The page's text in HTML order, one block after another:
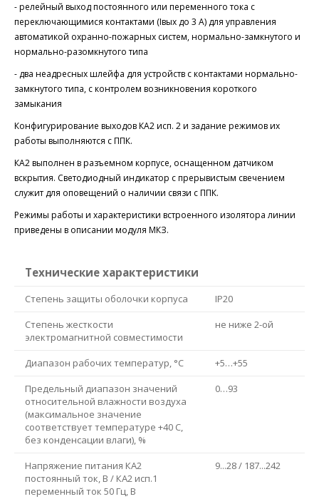
- релейный выход постоянного или переменного тока с
переключающимися контактами (Iвых до 3 А) для управления
автоматикой охранно-пожарных систем, нормально-замкнутого и
нормально-разомкнутого типа
- два неадресных шлейфа для устройств с контактами нормально-
замкнутого типа, с контролем возникновения короткого
замыкания
Конфигурирование выходов КА2 исп. 2 и задание режимов их
работы выполняются с ППК.
КА2 выполнен в разъемном корпусе, оснащенном датчиком
вскрытия. Светодиодный индикатор с прерывистым свечением
служит для оповещений о наличии связи с ППК.
Режимы работы и характеристики встроенного изолятора линии
приведены в описании модуля МКЗ.
Технические характеристики
Степень защиты оболочки корпуса
IP20
Степень жесткости
электромагнитной совместимости
не ниже 2-ой
Диапазон рабочих температур, °С
+5…+55
Предельный диапазон значений
относительной влажности воздуха
(максимальное значение
соответствует температуре +40 С,
без конденсации влаги), %
0…93
Напряжение питания КА2
постоянный ток, В / КА2 исп.1
переменный ток 50 Гц, В
9...28 / 187...242